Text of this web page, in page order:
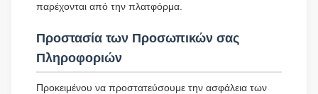
παρέχονται από την πλατφόρμα.
Προστασία των Προσωπικών σας
Πληροφοριών
Προκειμένου να προστατεύσουμε την ασφάλεια των